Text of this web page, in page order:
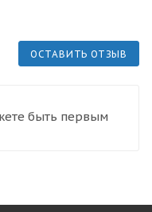
ОСТАВИТЬ ОТЗЫВ
быть первым